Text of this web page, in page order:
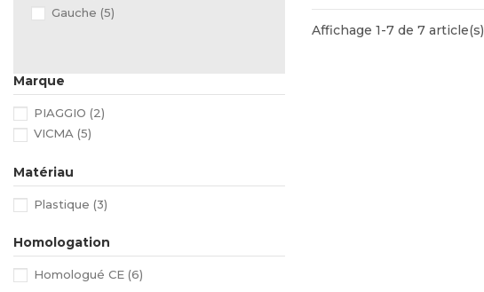
Affichage 1-7 de 7 article(s)
Gauche (5)
Marque
PIAGGIO (2)
VICMA (5)
Matériau
Plastique (3)
Homologation
Homologué CE (6)